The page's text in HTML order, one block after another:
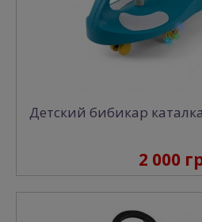
Детский бибикар
2 000